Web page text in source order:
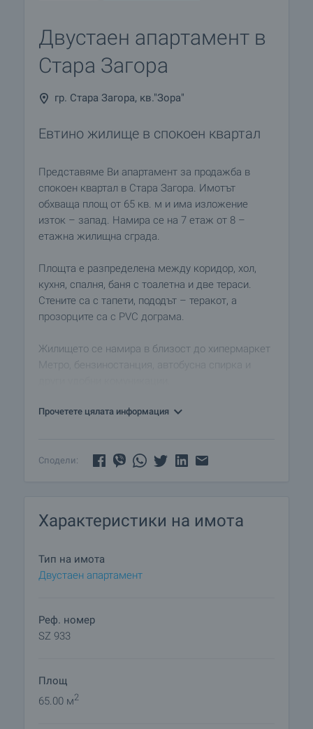
Двустаен апартамент в
Стара Загора
гр. Стара Загора, кв."Зора"
Евтино жилище в спокоен квартал
Представяме Ви апартамент за продажба в
спокоен квартал в Стара Загора. Имотът
обхваща площ от 65 кв. м и има изложение
изток – запад. Намира се на 7 етаж от 8 –
етажна жилищна сграда.
Площта е разпределена между коридор, хол,
кухня, спалня, баня с тоалетна и две тераси.
Стените са с тапети, пододът – теракот, а
прозорците са с PVC дограма.
Жилището се намира в близост до хипермаркет
Метро, бензиностанция, автобусна спирка и
Прочетете цялата информация
Сподели:
Характеристики на имота
Тип на имота
Двустаен апартамент
Реф. номер
SZ 933
Площ
65.00 м2